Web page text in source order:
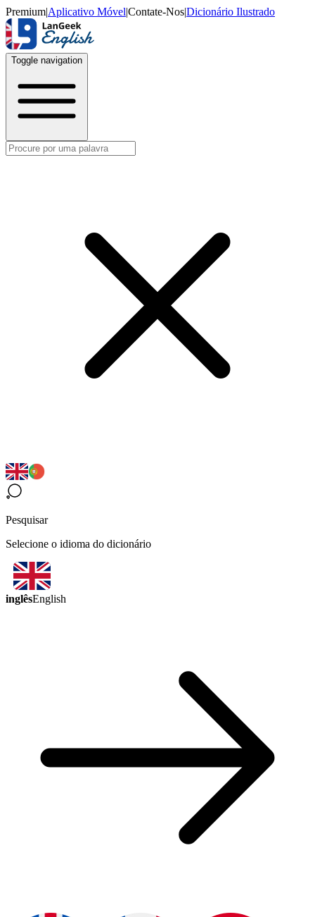
Premium|Aplicativo Móvel|Contate-Nos|Dicionário Ilustrado
Toggle navigation
Pesquisar
Selecione o idioma do dicionário
inglêsEnglish